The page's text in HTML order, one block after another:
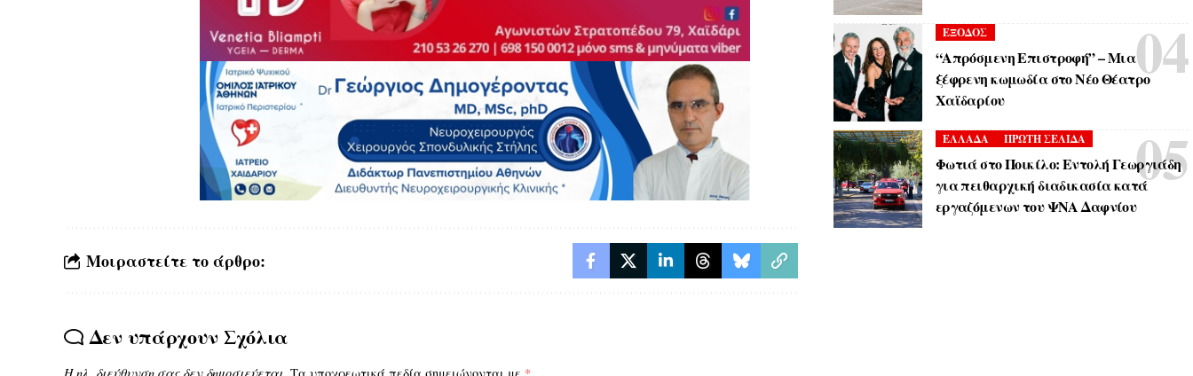
Μοιραστείτε το άρθρο:
Δεν υπάρχουν Σχόλια
ΕΞΟΔΟΣ
“Απρόσμενη Επιστροφή” – Μια
ξέφρενη κωμωδία στο Νέο Θέατρο
Χαϊδαρίου
ΕΛΛΑΔΑ ΠΡΩΤΗ ΣΕΛΙΔΑ
Φωτιά στο Ποικίλο: Εντολή Γεωργιάδη
για πειθαρχική διαδικασία κατά
εργαζόμενων του ΨΝΑ Δαφνίου